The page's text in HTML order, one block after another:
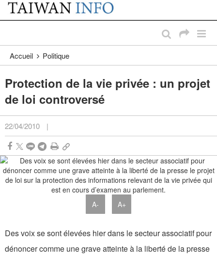
Passer au contenu principal
:::
Accueil Politique
Protection de la vie privée : un projet
de loi controversé
22/04/2010 |
A- A+
Des voix se sont élevées hier dans le secteur associatif pour
dénoncer comme une grave atteinte à la liberté de la presse